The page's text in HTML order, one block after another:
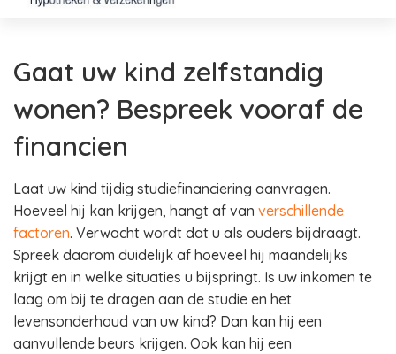
Gaat uw kind zelfstandig
wonen? Bespreek vooraf de
financien
Laat uw kind tijdig studiefinanciering aanvragen.
Hoeveel hij kan krijgen, hangt af van verschillende
factoren. Verwacht wordt dat u als ouders bijdraagt.
Spreek daarom duidelijk af hoeveel hij maandelijks
krijgt en in welke situaties u bijspringt. Is uw inkomen te
laag om bij te dragen aan de studie en het
levensonderhoud van uw kind? Dan kan hij een
aanvullende beurs krijgen. Ook kan hij een